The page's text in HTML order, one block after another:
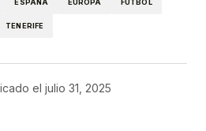
ESPAÑA EUROPA FÚTBOL
TENERIFE
el julio 31, 2025